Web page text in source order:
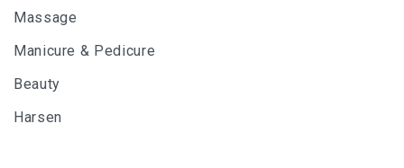
Massage
Manicure & Pedicure
Beauty
Harsen